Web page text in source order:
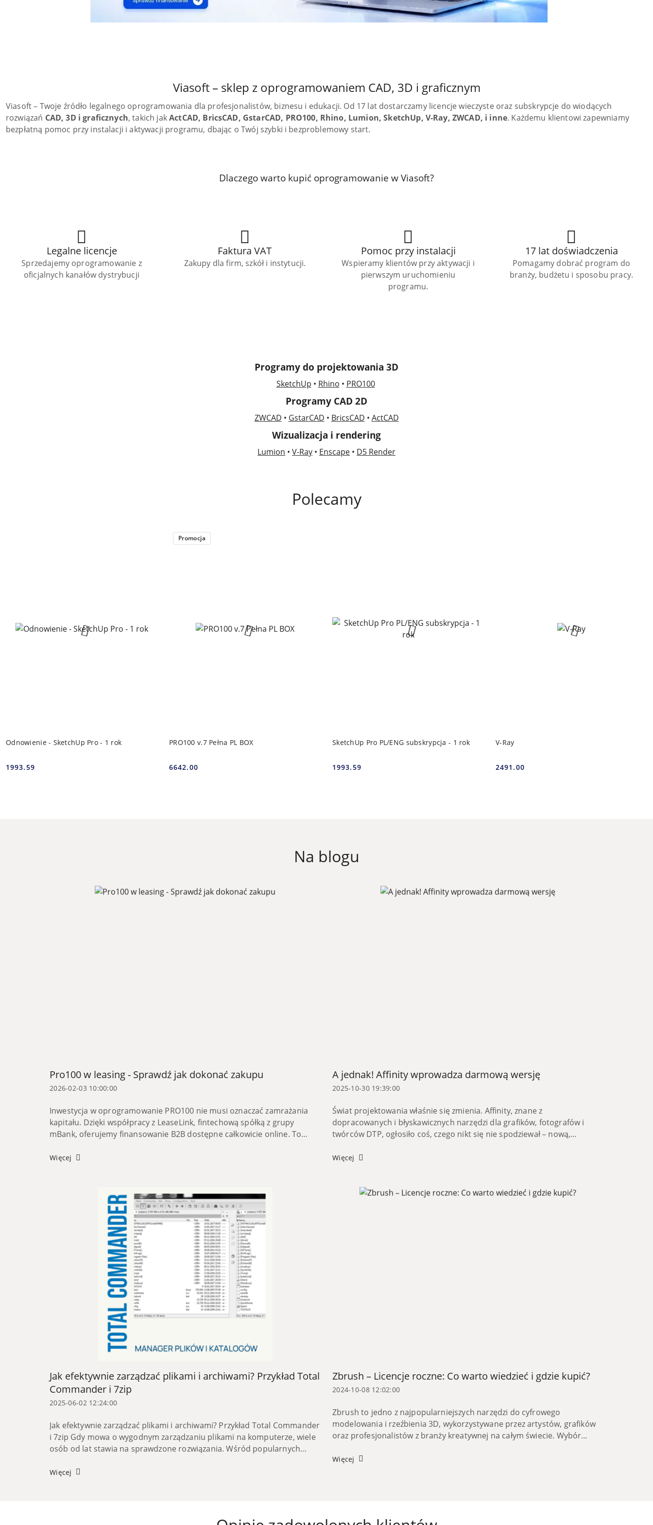
Viasoft – sklep z oprogramowaniem CAD, 3D i graficznym
Viasoft – Twoje źródło legalnego oprogramowania dla profesjonalistów, biznesu i edukacji. Od 17 lat dostarczamy licencje wieczyste oraz subskrypcje do wiodących
rozwiązań CAD, 3D i graficznych, takich jakActCAD, BricsCAD, GstarCAD, PRO100, Rhino, Lumion, SketchUp, V-Ray, ZWCAD, i inne. Każdemu klientowi zapewniamy
bezpłatną pomoc przy instalacji i aktywacji programu, dbając o Twój szybki i bezproblemowy start.
Dlaczego warto kupić oprogramowanie w Viasoft?
Legalne licencje
Sprzedajemy oprogramowanie z
oficjalnych kanałów dystrybucji
Faktura VAT
Zakupy dla firm, szkół i instytucji.
Pomoc przy instalacji
Wspieramy klientów przy aktywacji i
pierwszym uruchomieniu
programu.
17 lat doświadczenia
Pomagamy dobrać program do
branży, budżetu i sposobu pracy.
Programy do projektowania 3D
SketchUp • Rhino • PRO100
Programy CAD 2D
ZWCAD • GstarCAD • BricsCAD • ActCAD
Wizualizacja i rendering
Lumion • V-Ray • Enscape • D5 Render
Polecamy
Odnowienie - SketchUp Pro - 1 rok
Cena:
1993.59
DODAJ DO KOSZYKA PRO100 v.7 Pełna PL BOX
Cena:
6642.00
Promocja
DODAJ DO KOSZYKA SketchUp Pro PL/ENG subskrypcja - 1 rok
Cena:
1993.59
DODAJ DO KOSZYKA V-Ray
Cena:
2491.00
Na blogu
Pro100 w leasing - Sprawdź jak dokonać zakupu
2026-02-03 10:00:00
Inwestycja w oprogramowanie PRO100 nie musi oznaczać zamrażania
kapitału. Dzięki współpracy z LeaseLink, fintechową spółką z grupy
mBank, oferujemy finansowanie B2B dostępne całkowicie online. To
Więcej
A jednak! Affinity wprowadza darmową wersję
2025-10-30 19:39:00
Świat projektowania właśnie się zmienia. Affinity, znane z
dopracowanych i błyskawicznych narzędzi dla grafików, fotografów i
twórców DTP, ogłosiło coś, czego nikt się nie spodziewał – nową,
Więcej
Jak efektywnie zarządzać plikami i archiwami? Przykład Total
Commander i 7zip
2025-06-02 12:24:00
Jak efektywnie zarządzać plikami i archiwami? Przykład Total Commander
i 7zip Gdy mowa o wygodnym zarządzaniu plikami na komputerze, wiele
osób od lat stawia na sprawdzone rozwiązania. Wśród popularnych
Więcej
Zbrush – Licencje roczne: Co warto wiedzieć i gdzie kupić?
2024-10-08 12:02:00
Zbrush to jedno z najpopularniejszych narzędzi do cyfrowego
modelowania i rzeźbienia 3D, wykorzystywane przez artystów, grafików
oraz profesjonalistów z branży kreatywnej na całym świecie. Wybór
Więcej